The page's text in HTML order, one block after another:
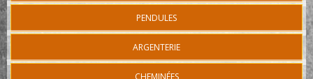
PENDULES
ARGENTERIE